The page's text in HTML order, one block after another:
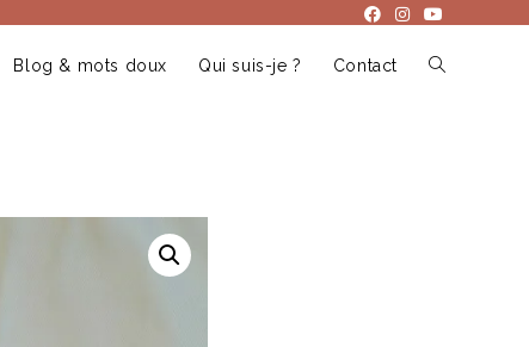
Blog & mots doux Qui suis-je ? Contact